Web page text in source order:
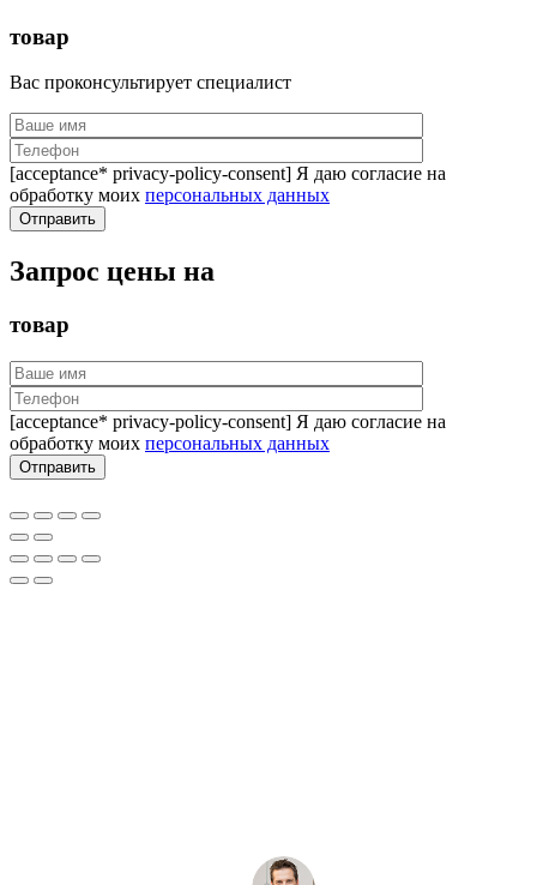
товар
Вас проконсультирует специалист
[acceptance* privacy-policy-consent] Я даю согласие на
обработку моих персональных данных
Запрос цены на
товар
[acceptance* privacy-policy-consent] Я даю согласие на
обработку моих персональных данных